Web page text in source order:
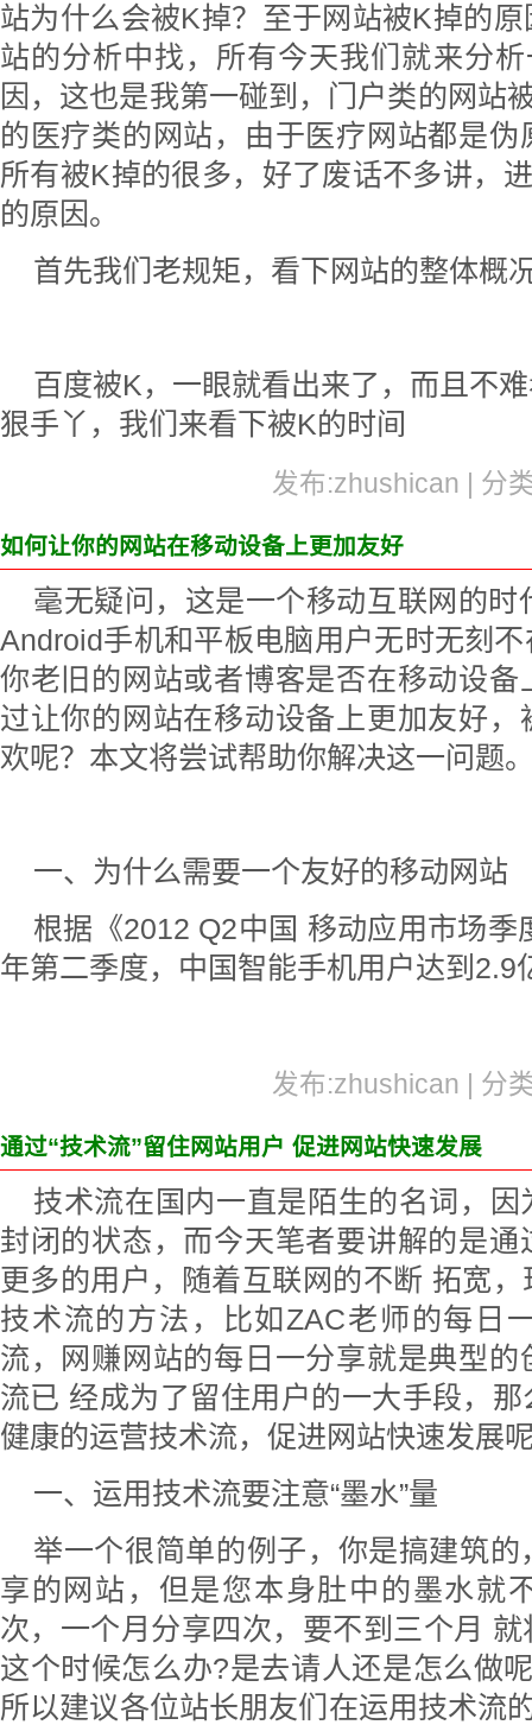
站为什么会被K掉？至于网站被K掉的
站的分析中找，所有今天我们就来分
因，这也是我第一碰到，门户类的网站
的医疗类的网站，由于医疗网站都是
所有被K掉的很多，好了废话不多讲，
的原因。
首先我们老规矩，看下网站的整体概
百度被K，一眼就看出来了，而且不
狠手丫，我们来看下被K的时间
发布:zhushican | 分
如何让你的网站在移动设备上更加友好
毫无疑问，这是一个移动互联网的
Android手机和平板电脑用户无时无刻
你老旧的网站或者博客是否在移动设
过让你的网站在移动设备上更加友好
欢呢？本文将尝试帮助你解决这一问题
一、为什么需要一个友好的移动网站
根据《2012 Q2中国 移动应用市场季
年第二季度，中国智能手机用户达到2.9
发布:zhushican | 分
通过“技术流”留住网站用户 促进网站快速发展
技术流在国内一直是陌生的名词，
封闭的状态，而今天笔者要讲解的是
更多的用户，随着互联网的不断 拓宽
技术流的方法，比如ZAC老师的每日
流，网赚网站的每日一分享就是典型
流已 经成为了留住用户的一大手段，
健康的运营技术流，促进网站快速发展
一、运用技术流要注意“墨水”量
举一个很简单的例子，你是搞建筑
享的网站，但是您本身肚中的墨水就
次，一个月分享四次，要不到三个月
这个时候怎么办?是去请人还是怎么做
所以建议各位站长朋友们在运用技术流